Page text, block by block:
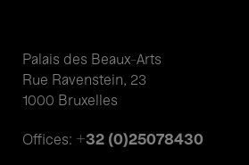
Palais des Beaux-Arts
Rue Ravenstein, 23
1000 Bruxelles
Offices: +32 (0)25078430